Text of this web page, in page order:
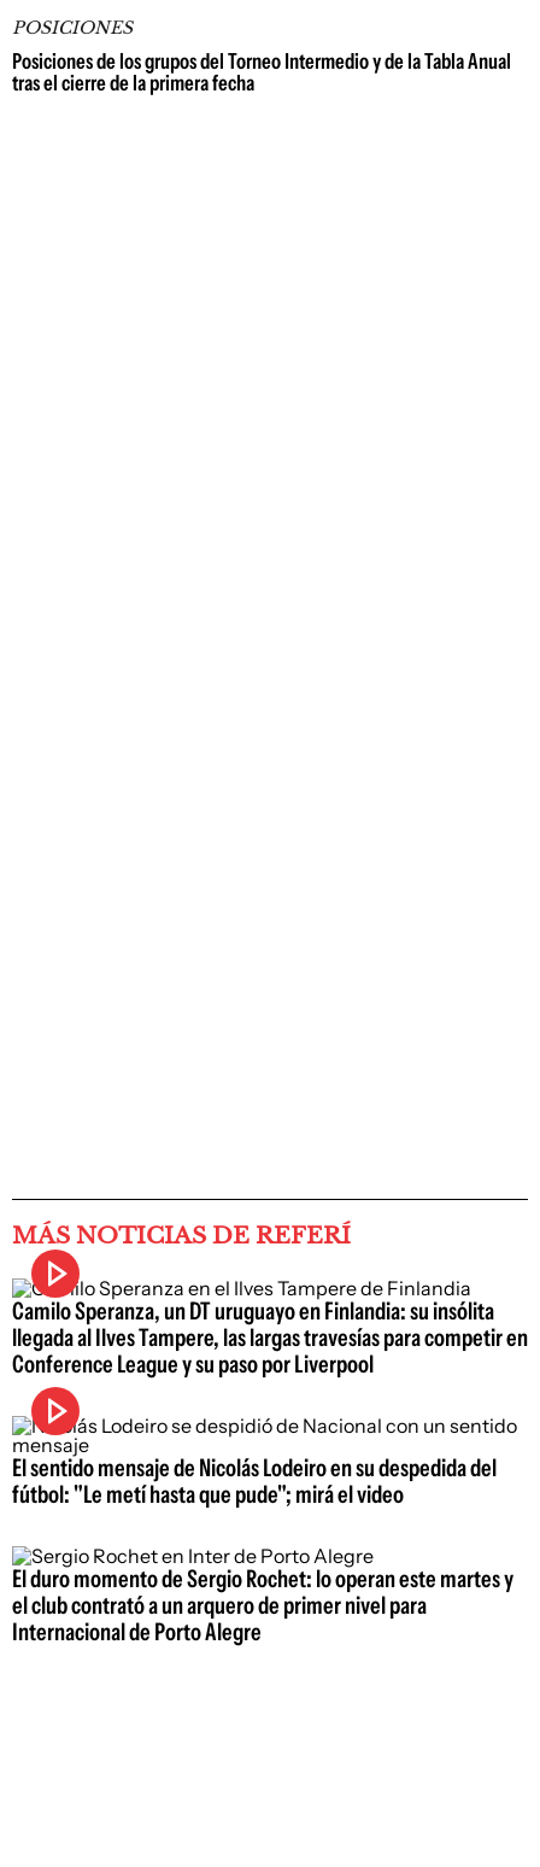
POSICIONES
Posiciones de los grupos del Torneo Intermedio y de la Tabla Anual
tras el cierre de la primera fecha
MÁS NOTICIAS DE REFERÍ
Camilo Speranza, un DT uruguayo en Finlandia: su insólita
llegada al Ilves Tampere, las largas travesías para competir en
Conference League y su paso por Liverpool
El sentido mensaje de Nicolás Lodeiro en su despedida del
fútbol: "Le metí hasta que pude"; mirá el video
El duro momento de Sergio Rochet: lo operan este martes y
el club contrató a un arquero de primer nivel para
Internacional de Porto Alegre